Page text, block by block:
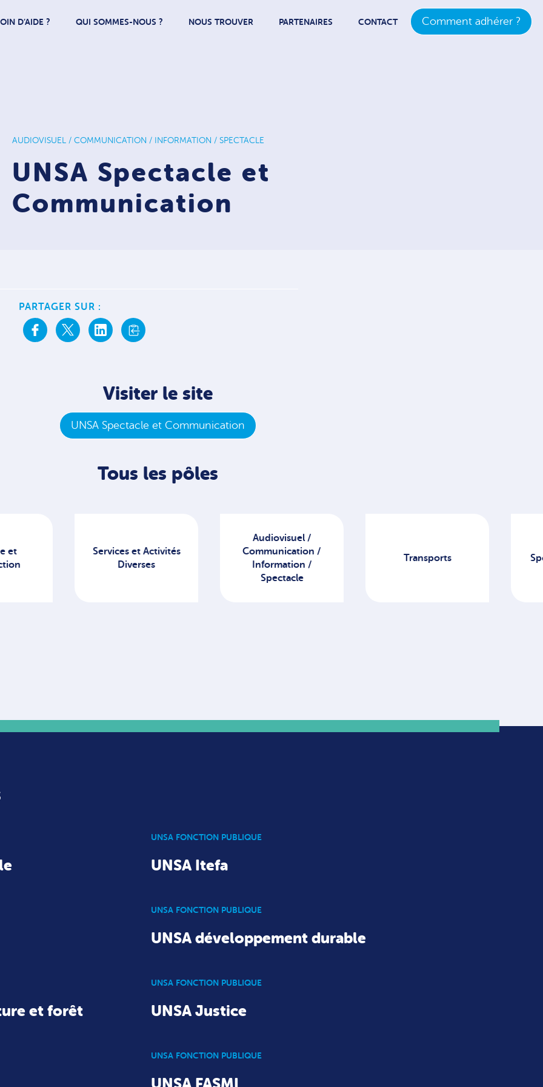
D’AIDE ? QUI SOMMES-NOUS ? NOUS TROUVER PARTENAIRES CONTACT Comment adhérer ?
AUDIOVISUEL / COMMUNICATION / INFORMATION / SPECTACLE
UNSA Spectacle et
Communication
PARTAGER SUR :
Visiter le site
UNSA Spectacle et Communication
Tous les pôles
et Activités
Diverses
Communication /
Information /
Transports Sport, santé, Social
UNSA FONCTION PUBLIQUE
UNSA Itefa
UNSA FONCTION PUBLIQUE
UNSA développement durable
et forêt
UNSA FONCTION PUBLIQUE
UNSA Justice
UNSA FONCTION PUBLIQUE